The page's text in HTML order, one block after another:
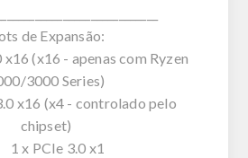
de Expansão:
(x16 - apenas com Ryzen
3000 Series)
x16 (x4 - controlado pelo
chipset)
x PCIe 3.0 x1